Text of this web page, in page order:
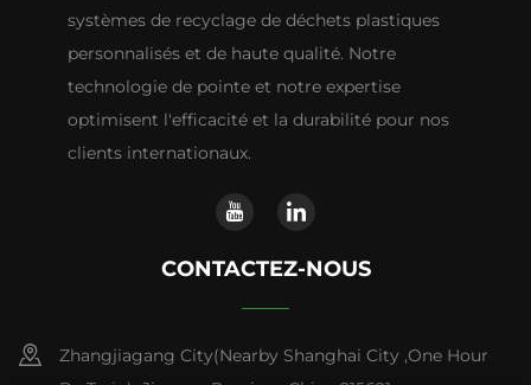
systèmes de recyclage de déchets plastiques
personnalisés et de haute qualité. Notre
technologie de pointe et notre expertise
optimisent l'efficacité et la durabilité pour nos
clients internationaux.
CONTACTEZ-NOUS
Zhangjiagang City(Nearby Shanghai City ,One Hour